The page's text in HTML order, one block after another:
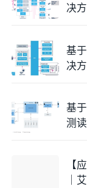
决
基
决
基
测
【
｜